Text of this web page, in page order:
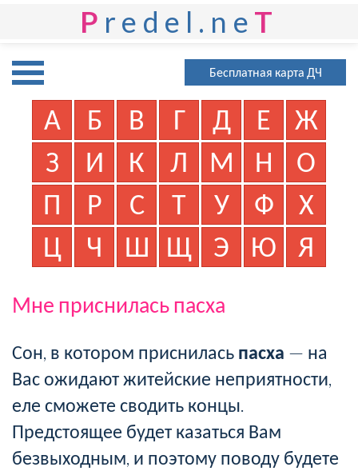
P redel.ne T
Бесплатная карта ДЧ
А Б В Г Д Е
Ж
З
И К Л М Н
О
П
Р С Т У Ф
Х
Ц
Ч Ш Щ Э Ю Я
Мне приснилась пасха
Сон, в котором приснилась пасха — на
Вас ожидают житейские неприятности,
еле сможете сводить концы.
Предстоящее будет казаться Вам
безвыходным, и поэтому поводу будете